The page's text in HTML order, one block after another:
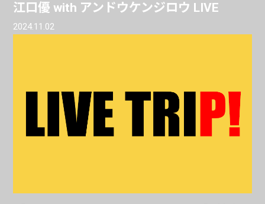
江口優 with アンドウケンジロウ LIVE
2024.11.02